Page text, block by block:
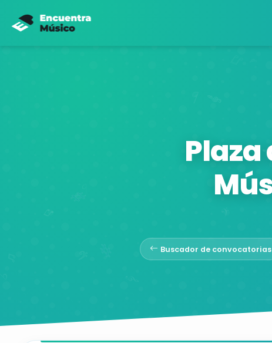
Plaza
Buscador de convocatorias